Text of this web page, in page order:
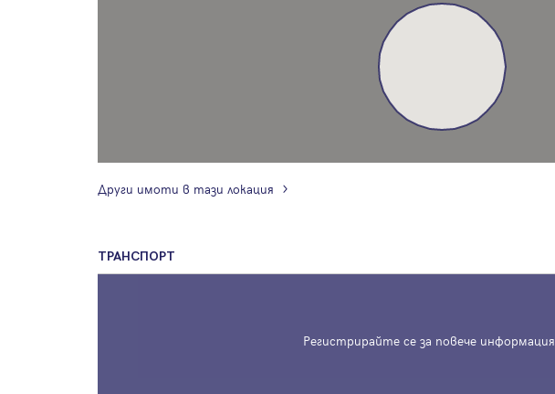
Други имоти в тази локация
ТРАНСПОРТ
Регистрирайте се за повече информация